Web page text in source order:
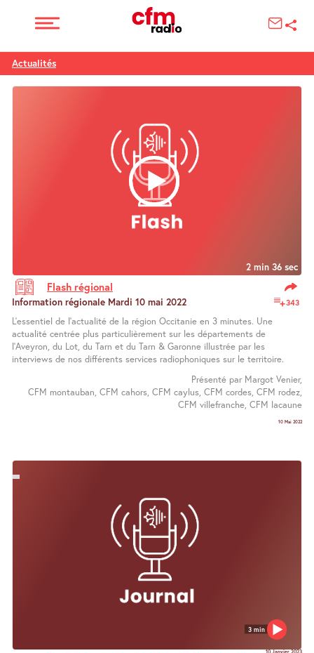
Actualités
2 min 36 sec
Flash régional
343
Information régionale Mardi 10 mai 2022
L’essentiel de l’actualité de la région Occitanie en 3 minutes. Une
actualité centrée plus particulièrement sur les départements de
l’Aveyron, du Lot, du Tarn et du Tarn & Garonne illustrée par les
interviews de nos différents services radiophoniques sur le territoire.
Présenté par Margot Venier,
CFM montauban, CFM cahors, CFM caylus, CFM cordes, CFM rodez,
CFM villefranche, CFM lacaune
10 Mai 2022
3 min